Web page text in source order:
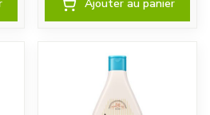
Ajouter au panier